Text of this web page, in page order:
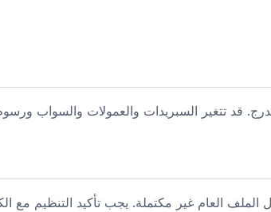
العام غير مكتملة. يجب تأكيد التنظيم مع